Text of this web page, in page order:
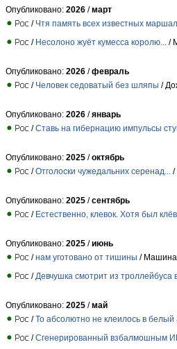
Опубликовано: 2026 /март
/ Чтя память всех известных
/ Несолоно жуёт кумесса королю... /
Опубликовано: 2026 /февраль
/ Человек седоватый без шляпы /
Опубликовано: 2026 /январь
/Ставь на гибернацию импульсы
Опубликовано: 2025 /октябрь
/Отголоски чужедальних серенад... /
Опубликовано: 2025 /сентябрь
/ Естественно, клевок. Хотя был
Опубликовано: 2025 /июнь
/нам уготовано от тишины /
/ Девчушка смотрит из троллейбуса
Опубликовано: 2025 /май
/То абсолютно не клеилось в белый
/Сгенерированный взбалмошным